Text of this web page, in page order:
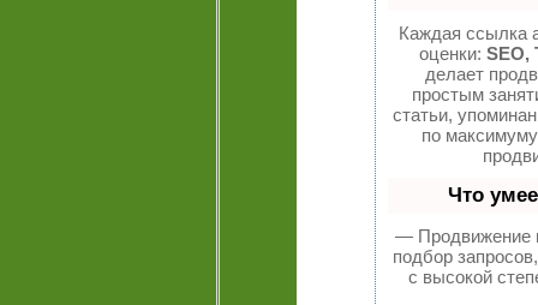
Каждая ссылка
оценки: SEO,
делает
простым
статьи,
по
Что
— Продвижение
подбор
с высокой